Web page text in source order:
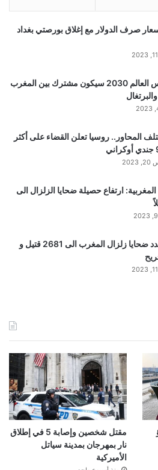
صرف الدولار مع إغلاق بورصتي بغداد
فيفا: كأس العالم 2030 سيكون مشترك بين المغرب
المحاور.. روسيا تعلن القضاء على أكثر
المغربية: ارتفاع حصيلة ضحايا الزلزال الى
ارتفاع عدد ضحايا زلزال المغرب الى 2681 قتيل و
مقتل شخصين وإصابة 5 في إطلاق
نار بمهرجان بمدينة سياتل
الأميركية